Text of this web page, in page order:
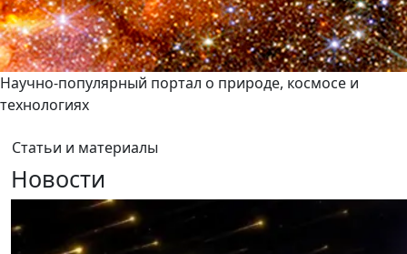
Научно-популярный портал о природе, космосе и
технологиях
Статьи и материалы
Новости